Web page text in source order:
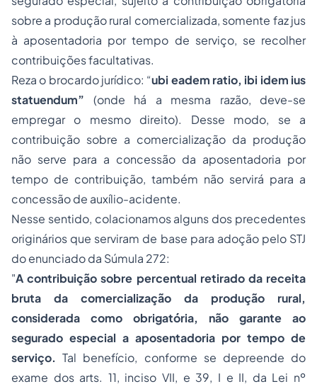
sobre a produção rural comercializada, somente faz jus
à aposentadoria por tempo de serviço, se recolher
contribuições facultativas.
Reza o brocardo jurídico: “ubi eadem ratio, ibi idem ius
statuendum” (onde há a mesma razão, deve-se
empregar o mesmo direito). Desse modo, se a
contribuição sobre a comercialização da produção
não serve para a concessão da aposentadoria por
tempo de contribuição, também não servirá para a
concessão de auxílio-acidente.
Nesse sentido, colacionamos alguns dos precedentes
originários que serviram de base para adoçãopelo STJ
do enunciado da Súmula 272:
"A contribuição sobre percentual retirado da receita
bruta da comercialização da produção rural,
considerada como obrigatória, não garante ao
segurado especial a aposentadoria por tempo de
serviço. Tal benefício, conforme se depreende do
exame dos arts. 11, inciso VII, e 39, I e II, da Lei nº